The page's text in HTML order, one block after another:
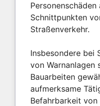
Schnittpunkten
Straßenverkehr.
Insbesondere bei
von Warnanlagen
Bauarbeiten
aufmerksame
Befahrbarkeit von